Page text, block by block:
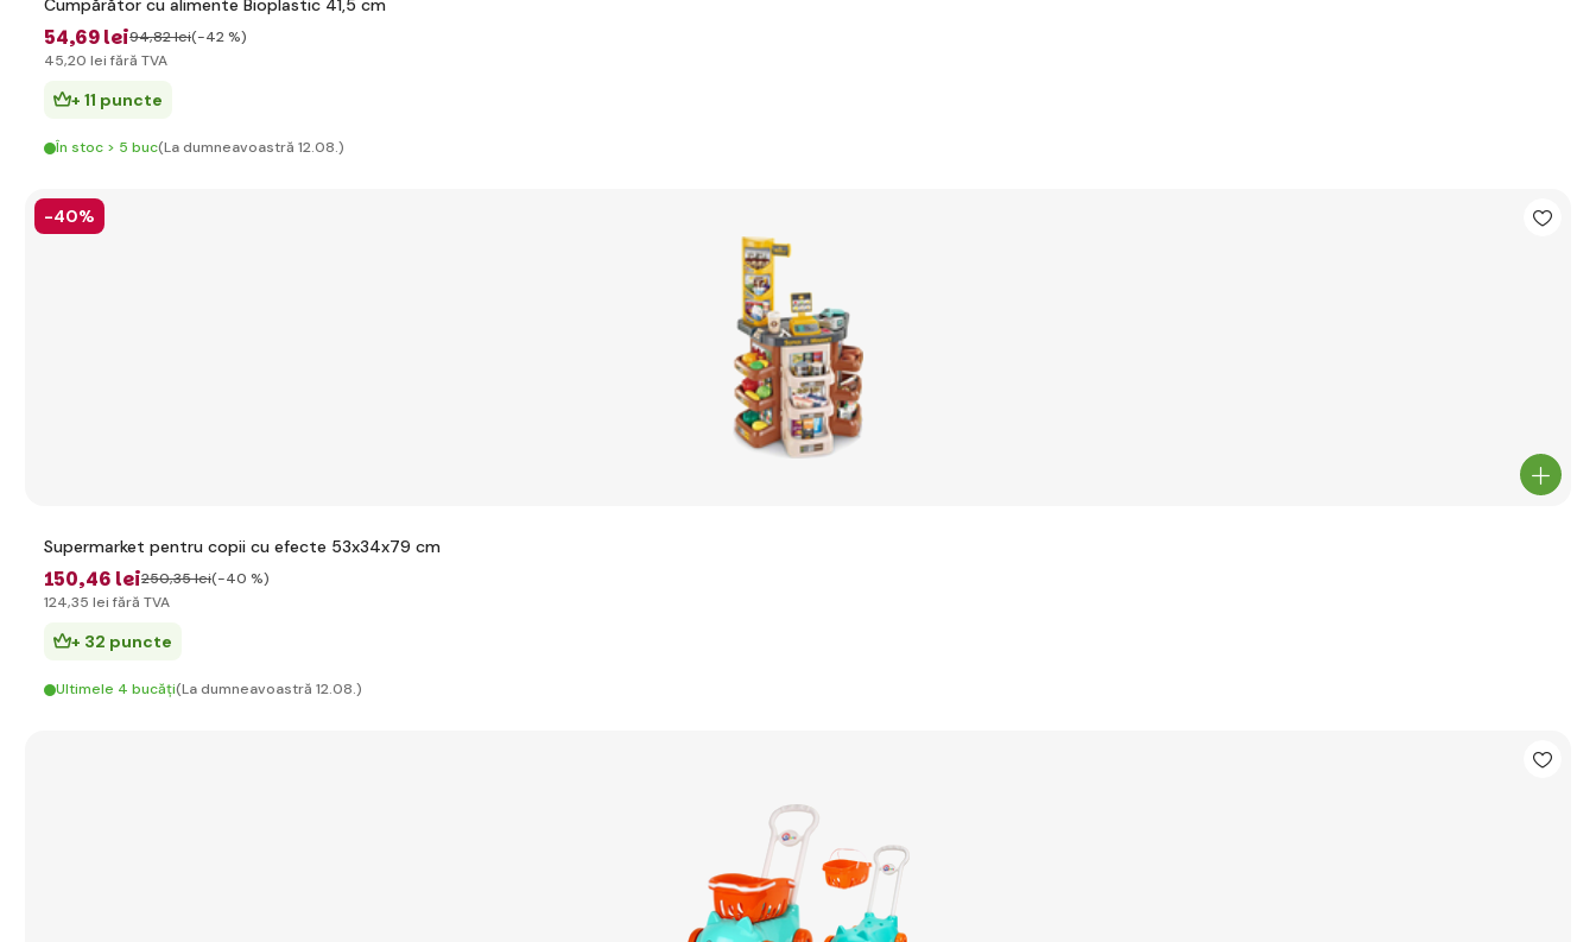
Cumpărător cu alimente Bioplastic 41,5 cm
54,69 lei94,82 lei(-42 %)
45,20 lei fără TVA
+ 11 puncte
În stoc > 5 buc(La dumneavoastră 12.08.)
-40%
Supermarket pentru copii cu efecte 53x34x79 cm
150,46 lei250,35 lei(-40 %)
124,35 lei fără TVA
+ 32 puncte
Ultimele 4 bucăți(La dumneavoastră 12.08.)